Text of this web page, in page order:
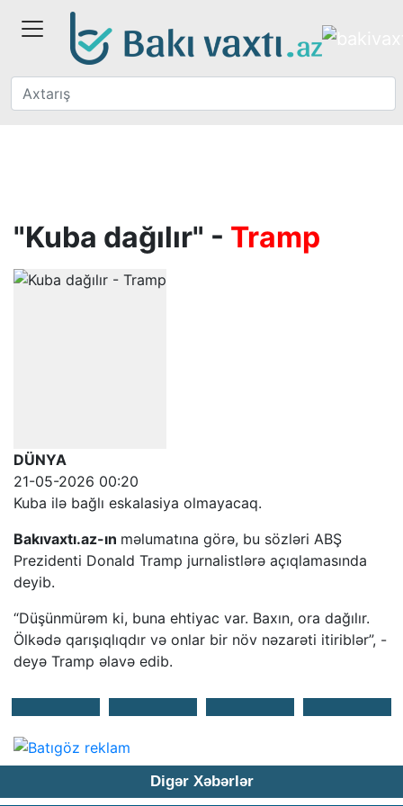
"Kuba dağılır" - Tramp
DÜNYA
21-05-2026 00:20
Kuba ilə bağlı eskalasiya olmayacaq.
Bakıvaxtı.az-ın məlumatına görə, bu sözləri ABŞ
Prezidenti Donald Tramp jurnalistlərə açıqlamasında
deyib.
“Düşünmürəm ki, buna ehtiyac var. Baxın, ora dağılır.
Ölkədə qarışıqlıqdır və onlar bir növ nəzarəti itiriblər”, -
deyə Tramp əlavə edib.
Digər Xəbərlər